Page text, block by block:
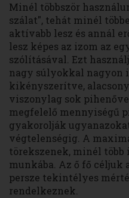
Minél többször
szálat", tehát minél
aktívabb lesz és annál
lesz képes az izom az
szólításával. Ezt
nagy súlyokkal nagyon
kikényszerítve,
viszonylag sok
megfelelő mennyiségű
gyakorolják
végtelenségig. A
törekszenek, minél több
munkába. Az ő fő céljuk
persze tekintélyes
rendelkeznek.